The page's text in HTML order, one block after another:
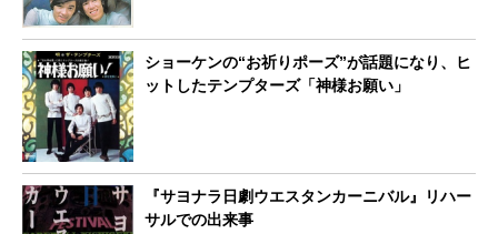
ショーケンの“お祈りポーズ”が話題になり、ヒ
ットしたテンプターズ「神様お願い」
『サヨナラ日劇ウエスタンカーニバル』リハー
サルでの出来事